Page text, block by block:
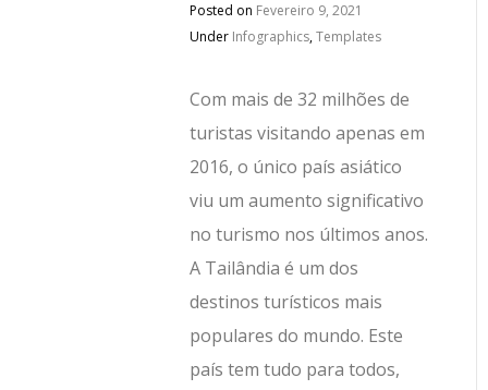
Posted on Fevereiro 9, 2021
Under Infographics,Templates
Com mais de 32 milhões de
turistas visitando apenas em
2016, o único país asiático
viu um aumento significativo
no turismo nos últimos anos.
A Tailândia é um dos
destinos turísticos mais
populares do mundo. Este
país tem tudo para todos,